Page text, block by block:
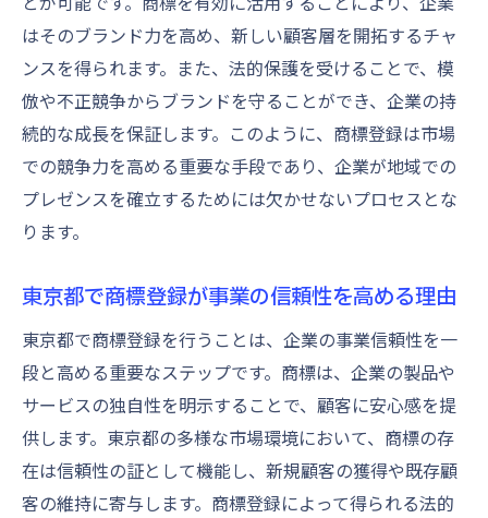
はそのブランド力を高め、新しい顧客層を開拓するチャ
ンスを得られます。また、法的保護を受けることで、模
倣や不正競争からブランドを守ることができ、企業の持
続的な成長を保証します。このように、商標登録は市場
での競争力を高める重要な手段であり、企業が地域での
プレゼンスを確立するためには欠かせないプロセスとな
ります。
東京都で商標登録が事業の信頼性を高める理由
東京都で商標登録を行うことは、企業の事業信頼性を一
段と高める重要なステップです。商標は、企業の製品や
サービスの独自性を明示することで、顧客に安心感を提
供します。東京都の多様な市場環境において、商標の存
在は信頼性の証として機能し、新規顧客の獲得や既存顧
客の維持に寄与します。商標登録によって得られる法的